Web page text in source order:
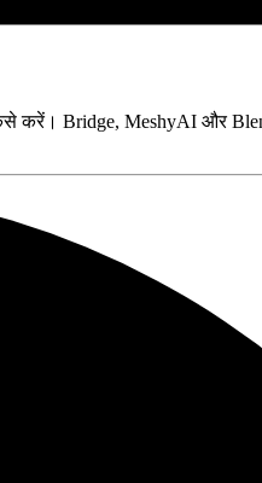
करें। Bridge, MeshyAI और